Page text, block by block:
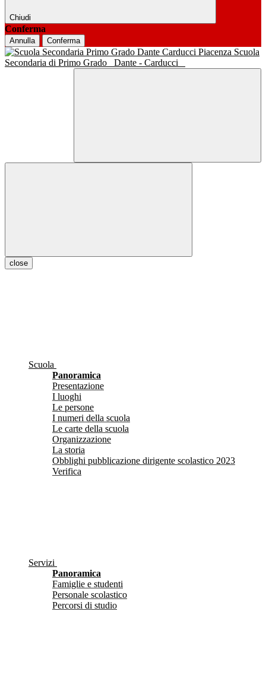
Chiudi
Conferma
Annulla Conferma
Scuola
Secondaria di Primo Grado
Dante - Carducci
close
Scuola
Panoramica
Presentazione
I luoghi
Le persone
I numeri della scuola
Le carte della scuola
Organizzazione
La storia
Obblighi pubblicazione dirigente scolastico 2023
Verifica
Servizi
Panoramica
Famiglie e studenti
Personale scolastico
Percorsi di studio